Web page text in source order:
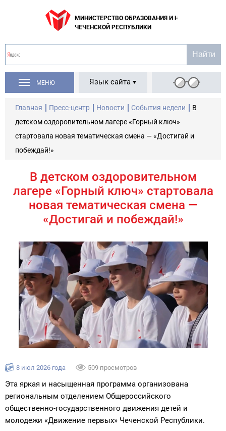
МИНИСТЕРСТВО ОБРАЗОВАНИЯ И НАУКИ
ЧЕЧЕНСКОЙ РЕСПУБЛИКИ
МЕНЮ Язык сайта
Главная Пресс-центр Новости События недели
В
детском оздоровительном лагере «Горный ключ»
стартовала новая тематическая смена — «Достигай и
побеждай!»
В детском оздоровительном
лагере «Горный ключ» стартовала
новая тематическая смена —
«Достигай и побеждай!»
8 июл 2026 года 509 просмотров
Эта яркая и насыщенная программа организована
региональным отделением Общероссийского
общественно-государственного движения детей и
молодежи «Движение первых» Чеченской Республики.